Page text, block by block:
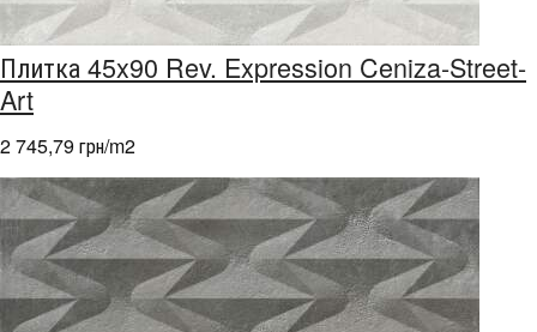
Плитка 45x90 Rev. Expression Ceniza-Street-
Art
2 745,79 грн/m2